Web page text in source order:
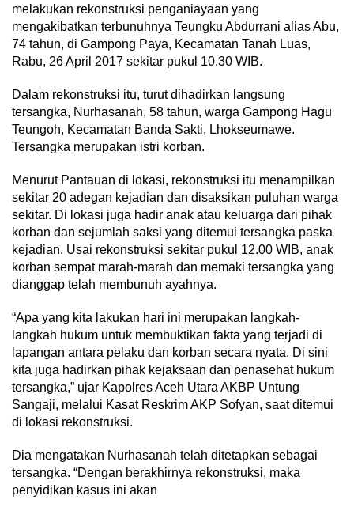
melakukan rekonstruksi penganiayaan yang
mengakibatkan terbunuhnya Teungku Abdurrani alias Abu,
74 tahun, di Gampong Paya, Kecamatan Tanah Luas,
Rabu, 26 April 2017 sekitar pukul 10.30 WIB.
Dalam rekonstruksi itu, turut dihadirkan langsung
tersangka, Nurhasanah, 58 tahun, warga Gampong Hagu
Teungoh, Kecamatan Banda Sakti, Lhokseumawe.
Tersangka merupakan istri korban.
Menurut Pantauan di lokasi, rekonstruksi itu menampilkan
sekitar 20 adegan kejadian dan disaksikan puluhan warga
sekitar. Di lokasi juga hadir anak atau keluarga dari pihak
korban dan sejumlah saksi yang ditemui tersangka paska
kejadian. Usai rekonstruksi sekitar pukul 12.00 WIB, anak
korban sempat marah-marah dan memaki tersangka yang
dianggap telah membunuh ayahnya.
“Apa yang kita lakukan hari ini merupakan langkah-
langkah hukum untuk membuktikan fakta yang terjadi di
lapangan antara pelaku dan korban secara nyata. Di sini
kita juga hadirkan pihak kejaksaan dan penasehat hukum
tersangka,” ujar Kapolres Aceh Utara AKBP Untung
Sangaji, melalui Kasat Reskrim AKP Sofyan, saat ditemui
di lokasi rekonstruksi.
Dia mengatakan Nurhasanah telah ditetapkan sebagai
tersangka. “Dengan berakhirnya rekonstruksi, maka
penyidikan kasus ini akan